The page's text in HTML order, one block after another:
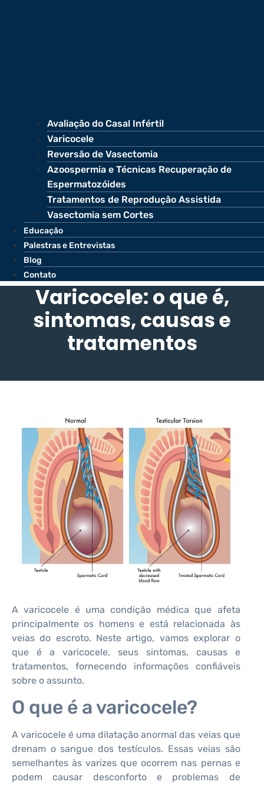
Avaliação do Casal Infértil
Varicocele
Reversão de Vasectomia
Azoospermia e Técnicas Recuperação de
Espermatozóides
Tratamentos de Reprodução Assistida
Vasectomia sem Cortes
Educação
Palestras e Entrevistas
Blog
Contato
Varicocele: o que é,
sintomas, causas e
tratamentos
A varicocele é uma condição médica que afeta
principalmente os homens e está relacionada às
veias do escroto. Neste artigo, vamos explorar o
que é a varicocele, seus sintomas, causas e
tratamentos, fornecendo informações confiáveis
sobre o assunto.
O que é a varicocele?
A varicocele é uma dilatação anormal das veias que
drenam o sangue dos testículos. Essas veias são
semelhantes às varizes que ocorrem nas pernas e
podem causar desconforto e problemas de